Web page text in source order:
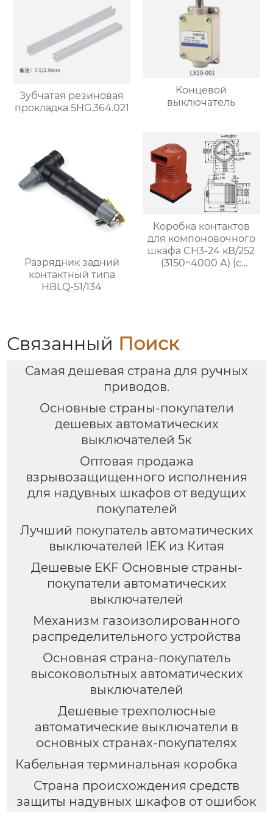
Зубчатая резиновая
прокладка 5HG.364.021
Концевой
выключатель
Разрядник задний
контактный типа
HBLQ-51/134
Коробка контактов
для компоновочного
шкафа CH3-24 кВ/252
(3150~4000 А) (с
Связанный Поиск
Самая дешевая страна для ручных
приводов.
Основные страны-покупатели
дешевых автоматических
выключателей 5к
Оптовая продажа
взрывозащищенного исполнения
для надувных шкафов от ведущих
покупателей
Лучший покупатель автоматических
выключателей IEK из Китая
Дешевые EKF Основные страны-
покупатели автоматических
выключателей
Механизм газоизолированного
распределительного устройства
Основная страна-покупатель
высоковольтных автоматических
выключателей
Дешевые трехполюсные
автоматические выключатели в
основных странах-покупателях
Кабельная терминальная коробка
Страна происхождения средств
защиты надувных шкафов от ошибок